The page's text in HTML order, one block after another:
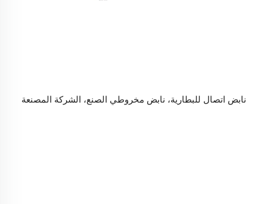
نابض اتصال للبطارية، نابض مخروطي الصنع، الشركة المصنعة